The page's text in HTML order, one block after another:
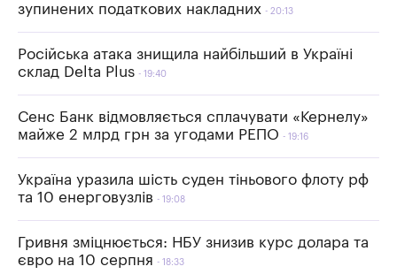
зупинених податкових накладних
20:13
Російська атака знищила найбільший в Україні
склад Delta Plus
19:40
Сенс Банк відмовляється сплачувати «Кернелу»
майже 2 млрд грн за угодами РЕПО
19:16
Україна уразила шість суден тіньового флоту рф
та 10 енерговузлів
19:08
Гривня зміцнюється: НБУ знизив курс долара та
євро на 10 серпня
18:33